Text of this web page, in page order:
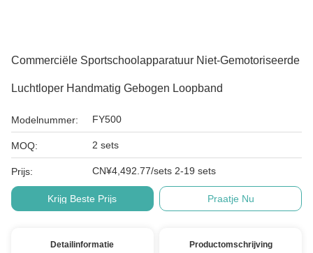
Commerciële Sportschoolapparatuur Niet-Gemotoriseerde
Luchtloper Handmatig Gebogen Loopband
Modelnummer: FY500
MOQ: 2 sets
Prijs: CN¥4,492.77/sets 2-19 sets
Krijg Beste Prijs Praatje Nu
Detailinformatie Productomschrijving